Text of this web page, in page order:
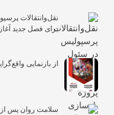
نقل‌وانتقالات
برای فصل جدید
از بازنمایی
سلامت روان پس